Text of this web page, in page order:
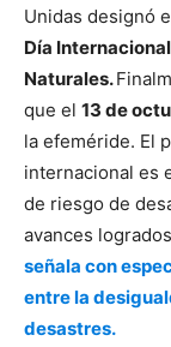
Unidas designó
Día
Naturales.
que el 13 de
la efeméride. El
internacional es
de riesgo de
avances
señala con
entre la
desastres.